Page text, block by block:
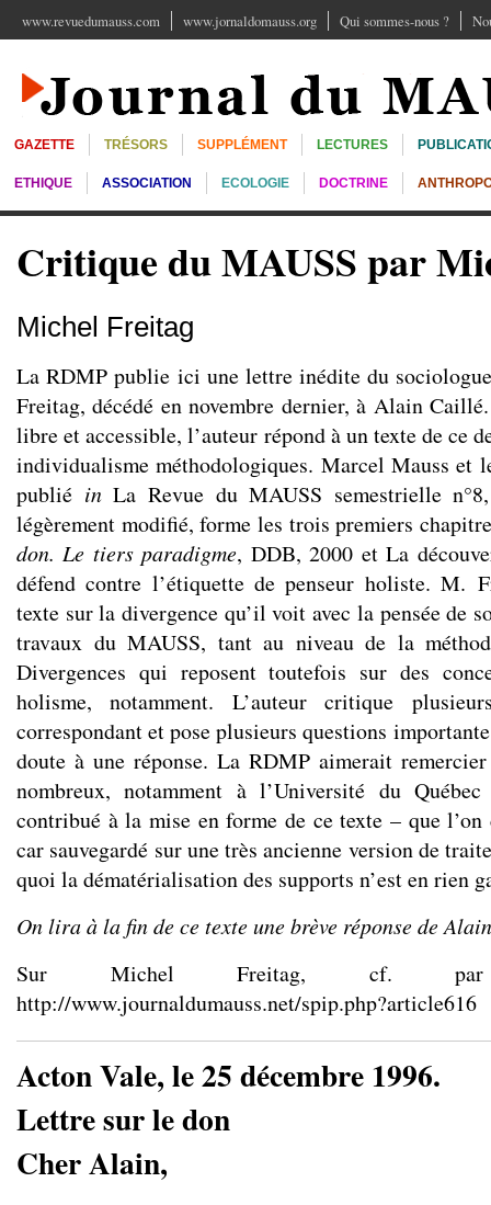
www.revuedumauss.com www.jornaldomauss.org Qui sommes-nous ?
GAZETTE TRÉSORS SUPPLÉMENT LECTURES
ETHIQUE ASSOCIATION ECOLOGIE DOCTRINE
Critique du MAUSS par
Michel Freitag
La RDMP publie ici une lettre inédite du
Freitag, décédé en novembre dernier, à Alain
libre et accessible, l’auteur répond à un texte de ce
individualisme méthodologiques. Marcel Mauss et
publié inLa Revue du MAUSS semestrielle
légèrement modifié, forme les trois premiers
don. Le tiers paradigme, DDB, 2000 et La
défend contre l’étiquette de penseur holiste. M.
texte sur la divergence qu’il voit avec la pensée de
travaux du MAUSS, tant au niveau de la
Divergences qui reposent toutefois sur des
holisme, notamment. L’auteur critique
correspondant et pose plusieurs questions
doute à une réponse. La RDMP aimerait
nombreux, notamment à l’Université du
contribué à la mise en forme de ce texte – que
car sauvegardé sur une très ancienne version de
quoi la dématérialisation des supports n’est en rien
On lira à la fin de ce texte une brève réponse de
Sur Michel Freitag, cf.
http://www.journaldumauss.net/spip.php?article616
Acton Vale, le 25 décembre 1996.
Lettre sur le don
Cher Alain,